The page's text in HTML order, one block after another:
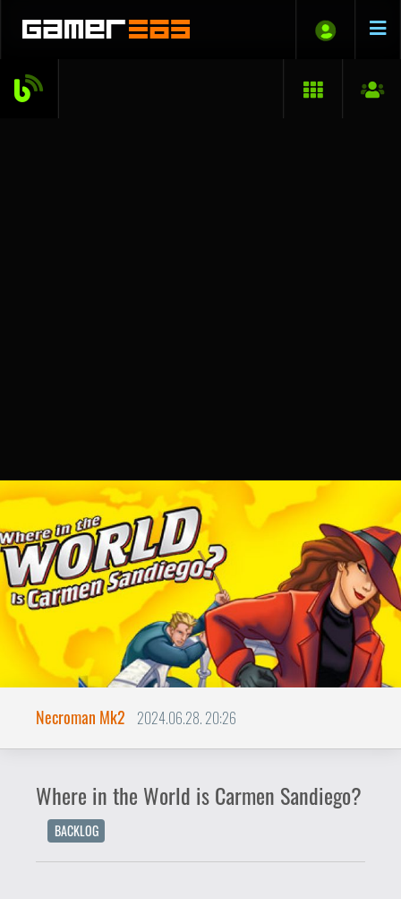
Necroman Mk2 2024.06.28. 20:26
Where in the World is Carmen Sandiego?
Is Carmen Sandiego? 1985-ben debütált
Apple II gépekre. Azóta több folytatás és
portot megjelent, én az 1990-es DOS
verziót vittem végig. A játékos az Interpol